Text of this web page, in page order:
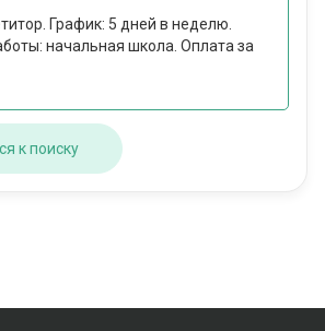
График: 5 дней в неделю.
начальная школа. Оплата за
к поиску